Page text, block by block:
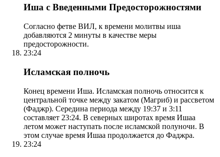
Иша с Введенными Предосторожностями
Согласно фетве ВИЛ, к времени молитвы иша
добавляются 2 минуты в качестве меры
предосторожности.
23:24
Исламская полночь
Конец времени Иша. Исламская полночь относится к
центральной точке между закатом (Магриб) и рассветом
(Фаджр). Середина периода между 19:37 и 3:11
составляет 23:24. В северных широтах время Ишаа
летом может наступать после исламской полуночи. В
этом случае время Ишаа продолжается до Фаджра.
23:24